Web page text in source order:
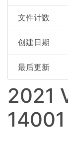
文件计数
创建日期
最后更新
2021
14001